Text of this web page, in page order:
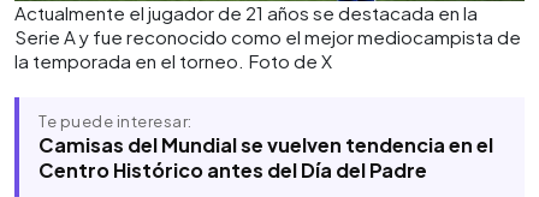
Actualmente el jugador de 21 años se destacada en la
Serie A y fue reconocido como el mejor mediocampista de
la temporada en el torneo. Foto de X
Te puede interesar:
Camisas del Mundial se vuelven tendencia en el
Centro Histórico antes del Día del Padre